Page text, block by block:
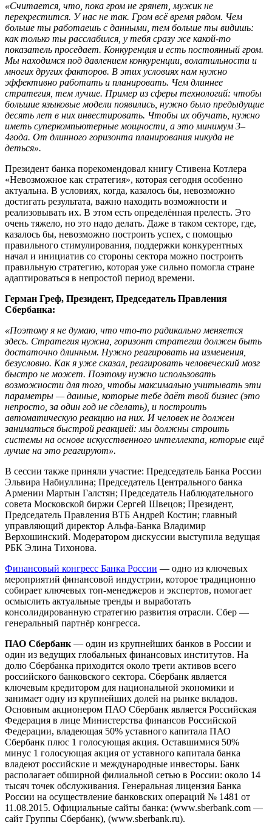
«Считается, что, пока гром не грянет, мужик не
перекрестится. У нас не так. Гром всё время рядом. Чем
больше ты работаешь с данными, тем больше ты видишь:
как только ты расслабился, у тебя сразу же какой-то
показатель проседает. Конкуренция и есть постоянный гром.
Мы находимся под давлением конкуренции, волатильности и
многих других факторов. В этих условиях нам нужно
эффективно работать и планировать. Чем длиннее
стратегия, тем лучше. Пример из сферы технологий: чтобы
большие языковые модели появились, нужно было предыдущие
десять лет в них инвестировать. Чтобы их обучать, нужно
иметь суперкомпьютерные мощности, а это минимум 3–
4года. От длинного горизонта планирования никуда не
деться».
Президент банка порекомендовал книгу Стивена Котлера
«Невозможное как стратегия», которая сегодня особенно
актуальна. В условиях, когда, казалось бы, невозможно
достигать результата, важно находить возможности и
реализовывать их. В этом есть определённая прелесть. Это
очень тяжело, но это надо делать. Даже в таком секторе, где,
казалось бы, невозможно построить успех, с помощью
правильного стимулирования, поддержки конкурентных
начал и инициатив со стороны сектора можно построить
правильную стратегию, которая уже сильно помогла стране
адаптироваться в непростой период времени.
Герман Греф, Президент, Председатель Правления
Сбербанка:
«Поэтому я не думаю, что что-то радикально меняется
здесь. Стратегия нужна, горизонт стратегии должен быть
достаточно длинным. Нужно реагировать на изменения,
безусловно. Как я уже сказал, реагировать человеческий мозг
быстро не может. Поэтому нужно использовать
возможности для того, чтобы максимально учитывать эти
параметры — данные, которые тебе даёт твой бизнес (это
непросто, за один год не сделать), и построить
автоматическую реакцию на них. И человек не должен
заниматься быстрой реакцией: мы должны строить
системы на основе искусственного интеллекта, которые ещё
лучше на это реагируют».
В сессии также приняли участие: Председатель Банка России
Эльвира Набиуллина; Председатель Центрального банка
Армении Мартын Галстян; Председатель Наблюдательного
совета Московской биржи Сергей Швецов; Президент,
Председатель Правления ВТБ Андрей Костин; главный
управляющий директор Альфа-Банка Владимир
Верхошинский. Модератором дискуссии выступила ведущая
РБК Элина Тихонова.
Финансовый конгресс Банка России — одно из ключевых
мероприятий финансовой индустрии, которое традиционно
собирает ключевых топ-менеджеров и экспертов, помогает
осмыслить актуальные тренды и выработать
консолидированную стратегию развития отрасли. Сбер —
генеральный партнёр конгресса.
ПАО Сбербанк — один из крупнейших банков в России и
один из ведущих глобальных финансовых институтов. На
долю Сбербанка приходится около трети активов всего
российского банковского сектора. Сбербанк является
ключевым кредитором для национальной экономики и
занимает одну из крупнейших долей на рынке вкладов.
Основным акционером ПАО Сбербанк является Российская
Федерация в лице Министерства финансов Российской
Федерации, владеющая 50% уставного капитала ПАО
Сбербанк плюс 1 голосующая акция. Оставшимися 50%
минус 1 голосующая акция от уставного капитала банка
владеют российские и международные инвесторы. Банк
располагает обширной филиальной сетью в России: около 14
тысяч точек обслуживания. Генеральная лицензия Банка
России на осуществление банковских операций № 1481 от
11.08.2015. Официальные сайты банка: (www.sberbank.com —
сайт Группы Сбербанк), (www.sberbank.ru).